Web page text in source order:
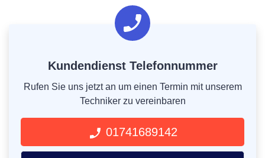
Kundendienst Telefonnummer
Rufen Sie uns jetzt an um einen Termin mit unserem
Techniker zu vereinbaren
01741689142